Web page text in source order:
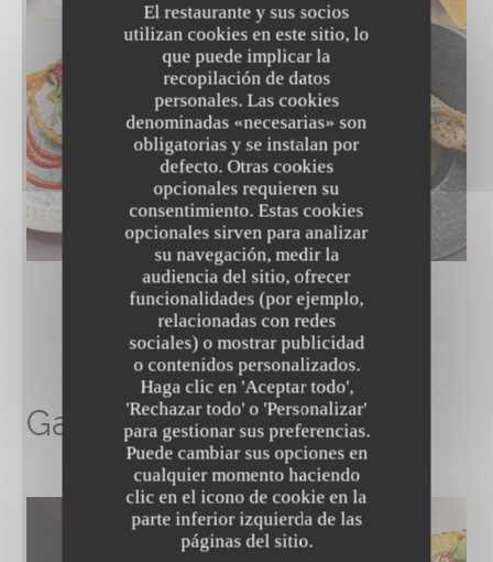
El restaurante y sus socios
utilizan cookies en este sitio, lo
que puede implicar la
recopilación de datos
personales. Las cookies
denominadas «necesarias» son
obligatorias y se instalan por
defecto. Otras cookies
opcionales requieren su
consentimiento. Estas cookies
opcionales sirven para analizar
su navegación, medir la
audiencia del sitio, ofrecer
funcionalidades (por ejemplo,
relacionadas con redes
sociales) o mostrar publicidad
o contenidos personalizados.
Haga clic en 'Aceptar todo',
'Rechazar todo' o 'Personalizar'
para gestionar sus preferencias.
Puede cambiar sus opciones en
cualquier momento haciendo
clic en el icono de cookie en la
parte inferior izquierda de las
páginas del sitio.
DESCUBRIR NUESTRA CARTA
Galería de imágenes
The Friendly Kitchen